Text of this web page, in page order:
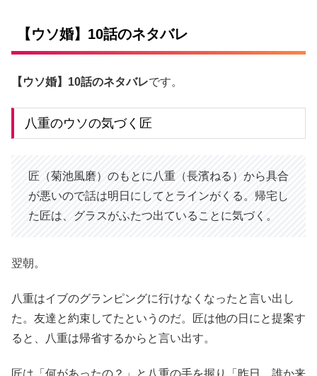
【ウソ婚】10話のネタバレ
【ウソ婚】10話のネタバレです。
八重のウソの気づく匠
匠（菊池風磨）のもとに八重（長濱ねる）から具合
が悪いので話は明日にしてとラインがくる。帰宅し
た匠は、グラスがふたつ出ていることに気づく。
翌朝。
八重はイブのグランピングに行けなくなったと言い出し
た。友達と約束してたというのだ。匠は他の日にと提案す
ると、八重は帰省するからと言い出す。